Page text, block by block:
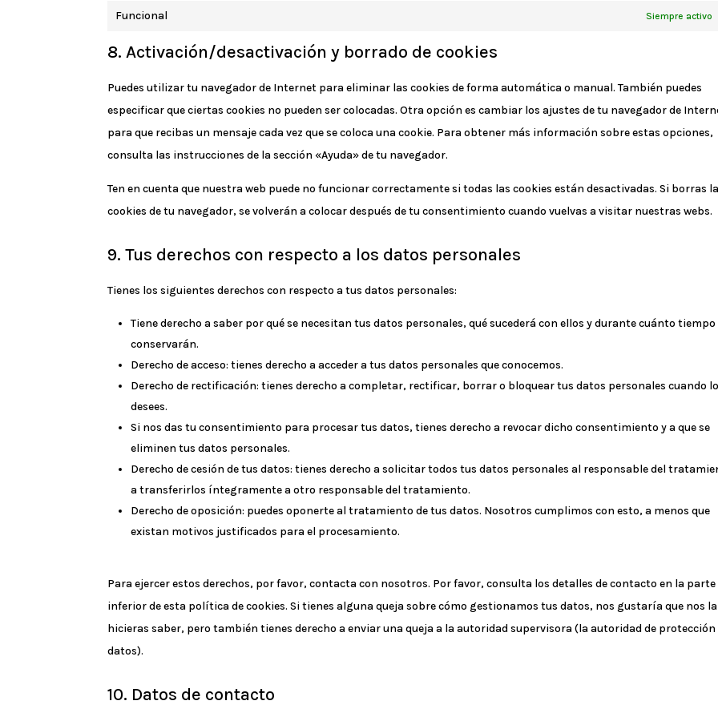
Funcional Siempre activo
8. Activación/desactivación y borrado de cookies
Puedes utilizar tu navegador de Internet para eliminar las cookies de forma automática o manual. También puedes
especificar que ciertas cookies no pueden ser colocadas. Otra opción es cambiar los ajustes de tu navegador de
para que recibas un mensaje cada vez que se coloca una cookie. Para obtener más información sobre estas opciones,
consulta las instrucciones de la sección «Ayuda» de tu navegador.
Ten en cuenta que nuestra web puede no funcionar correctamente si todas las cookies están desactivadas. Si borras
cookies de tu navegador, se volverán a colocar después de tu consentimiento cuando vuelvas a visitar nuestras webs.
9. Tus derechos con respecto a los datos personales
Tienes los siguientes derechos con respecto a tus datos personales:
Tiene derecho a saber por qué se necesitan tus datos personales, qué sucederá con ellos y durante cuánto tiempo
conservarán.
Derecho de acceso: tienes derecho a acceder a tus datos personales que conocemos.
Derecho de rectificación: tienes derecho a completar, rectificar, borrar o bloquear tus datos personales cuando lo
desees.
Si nos das tu consentimiento para procesar tus datos, tienes derecho a revocar dicho consentimiento y a que se
eliminen tus datos personales.
Derecho de cesión de tus datos: tienes derecho a solicitar todos tus datos personales al responsable del
a transferirlos íntegramente a otro responsable del tratamiento.
Derecho de oposición: puedes oponerte al tratamiento de tus datos. Nosotros cumplimos con esto, a menos que
existan motivos justificados para el procesamiento.
Para ejercer estos derechos, por favor, contacta con nosotros. Por favor, consulta los detalles de contacto en la parte
inferior de esta política de cookies. Si tienes alguna queja sobre cómo gestionamos tus datos, nos gustaría que nos la
hicieras saber, pero también tienes derecho a enviar una queja a la autoridad supervisora (la autoridad de protección
datos).
10. Datos de contacto